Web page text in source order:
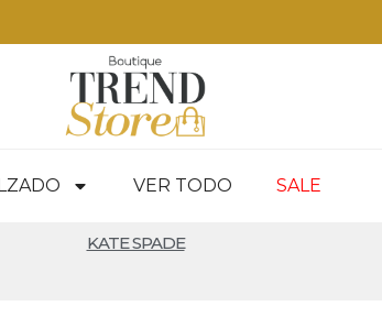
VER TODO SALE
KATE SPADE